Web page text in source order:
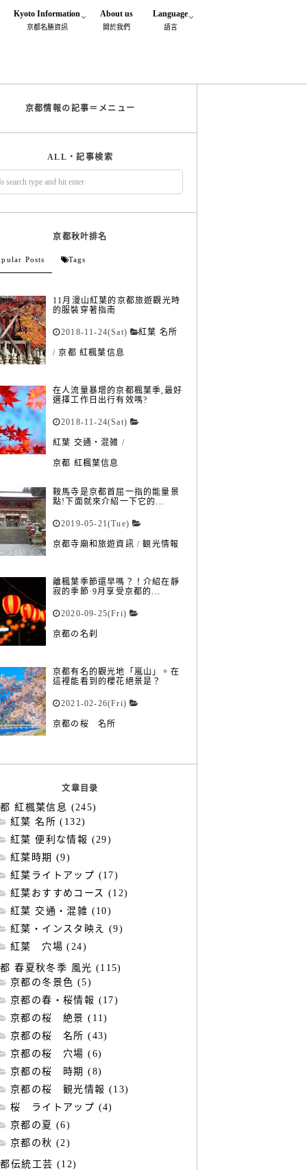
Kyoto Information
京都名勝資訊
About us
閞於我們
Language
語言
京都情報の記事＝メニュー
ALL・記事検索
京都秋叶排名
Posts Tags
11月漫山紅葉的京都旅遊觀光時
的服裝穿著指南
2018-11-24(Sat) 紅葉 名所
/京都 紅楓葉信息
在人流量暴增的京都楓葉季,最好
選擇工作日出行有效嗎?
2018-11-24(Sat)
紅葉 交通・混雑 /
京都 紅楓葉信息
鞍馬寺是京都首屈一指的能量景
點!下面就來介紹一下它的...
2019-05-21(Tue)
京都寺廟和旅遊資訊 /観光情報
離楓葉季節還早嗎？！介紹在靜
寂的季節·9月享受京都的...
2020-09-25(Fri)
京都の名刹
京都有名的觀光地「嵐山」。在
這裡能看到的櫻花絕景是？
2021-02-26(Fri)
京都の桜 名所
文章目录
紅楓葉信息 (245)
紅葉 名所 (132)
紅葉 便利な情報 (29)
紅葉時期 (9)
紅葉ライトアップ (17)
紅葉おすすめコース (12)
紅葉 交通・混雑 (10)
紅葉・インスタ映え (9)
紅葉 穴場 (24)
春夏秋冬季 風光 (115)
京都の冬景色 (5)
京都の春・桜情報 (17)
京都の桜 絶景 (11)
京都の桜 名所 (43)
京都の桜 穴場 (6)
京都の桜 時期 (8)
京都の桜 観光情報 (13)
桜 ライトアップ (4)
京都の夏 (6)
京都の秋 (2)
伝統工芸 (12)